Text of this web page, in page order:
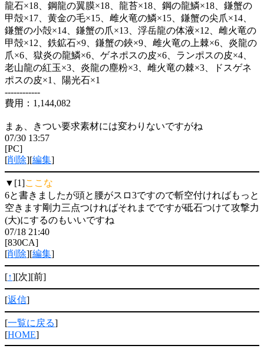
龍石×18、鋼龍の翼膜×18、龍苔×18、鋼の龍鱗×18、鎌蟹の
甲殻×17、黄金の毛×15、雌火竜の鱗×15、鎌蟹の尖爪×14、
鎌蟹の小殻×14、鎌蟹の爪×13、浮岳龍の体液×12、雌火竜の
甲殻×12、鉄鉱石×9、鎌蟹の鋏×9、雌火竜の上棘×6、炎龍の
爪×6、獄炎の龍鱗×6、ゲネポスの皮×6、ランポスの皮×4、
老山龍の紅玉×3、炎龍の塵粉×3、雌火竜の棘×3、ドスゲネ
ポスの皮×1、陽光石×1
------------
費用：1,144,082
まぁ、きつい要求素材には変わりないですがね
07/30 13:57
[PC]
[削除][編集]
▼[1]ここな
6と書きましたが頭と腰がスロ3ですので斬空付ければもっと
空きます剛力三点つければそれまでですが砥石つけて攻撃力
(大)にするのもいいですね
07/18 21:40
[830CA]
[削除][編集]
[↑][次][前]
[返信]
[一覧に戻る]
[HOME]